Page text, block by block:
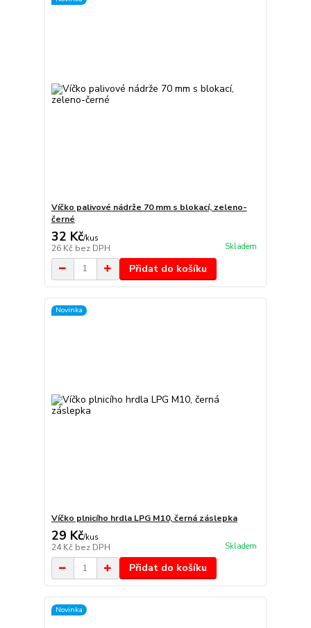
Víčko palivové nádrže 70 mm s blokací, zeleno-
černé
32 Kč/kus
26 Kč bez DPH Skladem
Přidat do košíku
Novinka
Víčko plnicího hrdla LPG M10, černá záslepka
29 Kč/kus
24 Kč bez DPH Skladem
Přidat do košíku
Novinka